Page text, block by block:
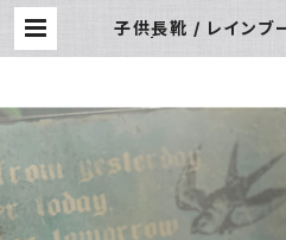
子供長靴 / レインブ